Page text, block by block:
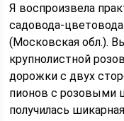
Я воспроизвела
садовода-
(Московская обл.).
крупнолистной
дорожки с двух
пионов с розовыми
получилась